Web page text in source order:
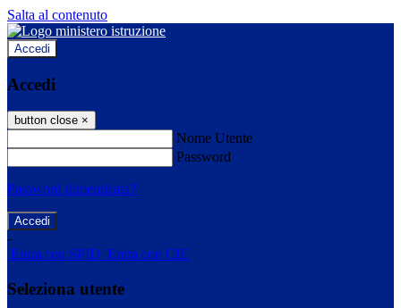
Salta al contenuto
Accedi
Accedi
button close ×
Nome Utente
Password
Password dimenticata?
-
Entra con SPID Entra con CIE
Seleziona utente